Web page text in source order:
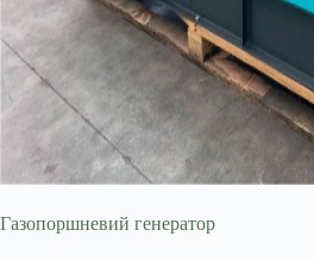
Газопоршневий генератор